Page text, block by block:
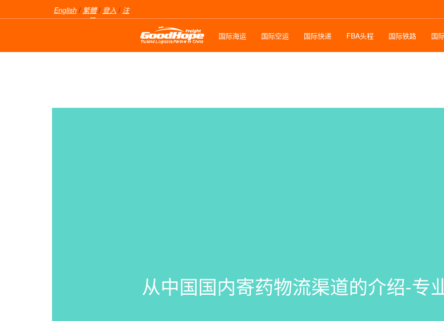
English/ 繁體/ 登入/ 注
册
国际海运
国际空运 国际快递 FBA头程 国际铁路 国
从中国国内寄药物流渠道的介绍-专